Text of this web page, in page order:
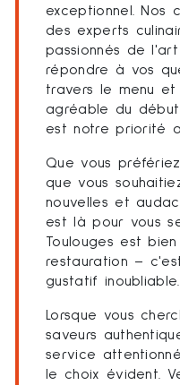
exceptionnel. Nos
des experts
passionnés de
répondre à vos
travers le menu et
agréable du
est notre priorité
Que vous
que vous
nouvelles et
est là pour vous
Toulouges est
restauration –
gustatif inoubliable.
Lorsque vous
saveurs
service
le choix évident.